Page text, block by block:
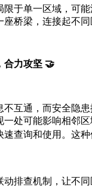
于单一区域，可
桥梁，连接起不
合力攻坚 🤝
互通，而安全隐
处可能影响相邻
查询和使用。这
排查机制，让不